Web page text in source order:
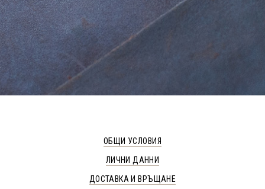
ОБЩИ УСЛОВИЯ
ЛИЧНИ ДАННИ
ДОСТАВКА И ВРЪЩАНЕ